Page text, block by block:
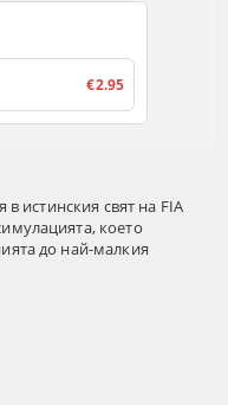
в истинския свят на FIA
което
до най-малкия
€2.95